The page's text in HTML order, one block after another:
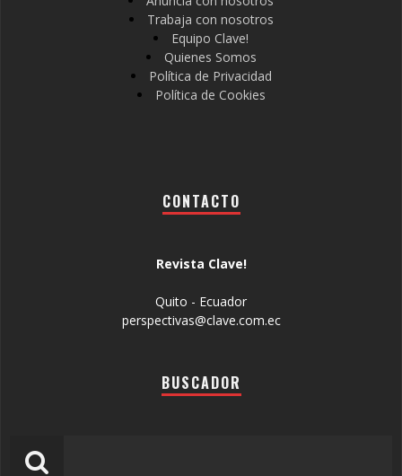
Trabaja con nosotros
Equipo Clave!
Quienes Somos
Política de Privacidad
Política de Cookies
CONTACTO
Revista Clave!
Quito - Ecuador
perspectivas@clave.com.ec
BUSCADOR